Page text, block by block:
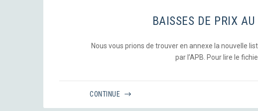
BAISSES DE PRIX
Nous vous prions de trouver en annexe la nouvelle
par l’APB. Pour lire le
CONTINUE